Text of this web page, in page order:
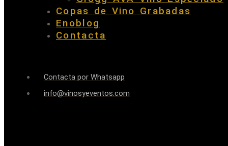
Copas de Vino Grabadas
Enoblog
Contacta
Contacta por Whatsapp
info@vinosyeventos.com